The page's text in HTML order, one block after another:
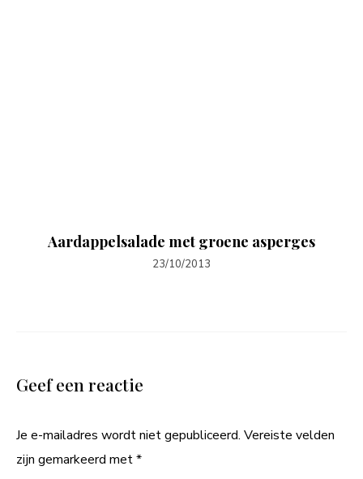
Aardappelsalade met groene asperges
23/10/2013
Geef een reactie
Je e-mailadres wordt niet gepubliceerd. Vereiste velden
zijn gemarkeerd met*